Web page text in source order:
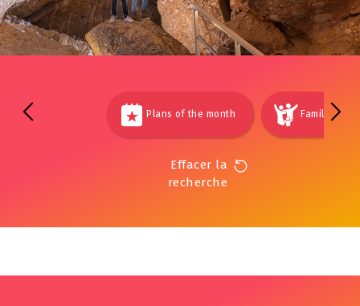
Plans of the month Families
Effacer la
recherche